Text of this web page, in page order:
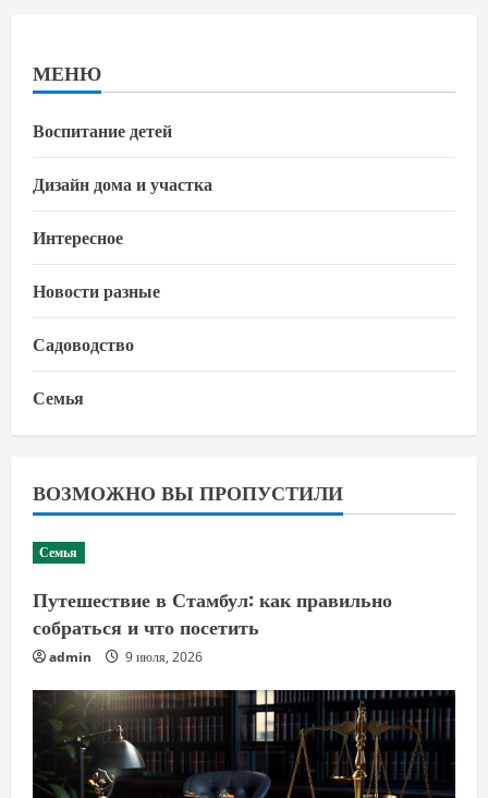
МЕНЮ
Воспитание детей
Дизайн дома и участка
Интересное
Новости разные
Садоводство
Семья
ВОЗМОЖНО ВЫ ПРОПУСТИЛИ
Семья
Путешествие в Стамбул: как правильно
собраться и что посетить
admin 9 июля, 2026